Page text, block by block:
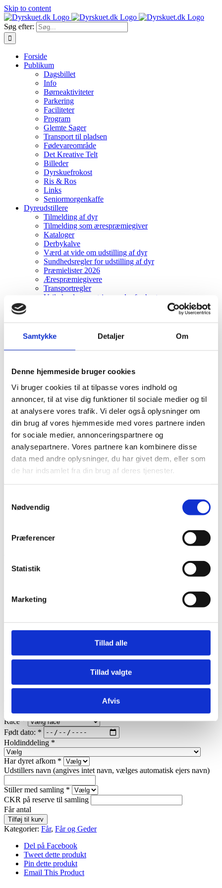
Samtykke Detaljer Om
Denne hjemmeside bruger cookies
Vi bruger cookies til at tilpasse vores indhold og
annoncer, til at vise dig funktioner til sociale medier og til
at analysere vores trafik. Vi deler også oplysninger om
din brug af vores hjemmeside med vores partnere inden
for sociale medier, annonceringspartnere og
analysepartnere. Vores partnere kan kombinere disse
data med andre oplysninger, du har givet dem, eller som
de har indsamlet fra din brug af deres tjenester.
Nødvendig
Præferencer
Statistik
Marketing
Tillad alle
Tillad valgte
Afvis
Skip to content
Søg efter:
Forside
Publikum
Dagsbillet
Info
Børneaktiviteter
Parkering
Faciliteter
Program
Glemte Sager
Transport til pladsen
Fødevareområde
Det Kreative Telt
Billeder
Dyrskuefrokost
Ris & Ros
Links
Seniormorgenkaffe
Dyreudstillere
Tilmelding af dyr
Tilmelding som ærespræmiegiver
Kataloger
Derbykalve
Værd at vide om udstilling af dyr
Sundhedsregler for udstilling af dyr
Præmielister 2026
Ærespræmiegivere
Transportregler
Vejledende mønstringsregler for heste
Erhvervsudstillere
Ekstra Bestillinger
Gæstekort – Adgangskort og Frokostkort
Flagstænger og Sokler
Udstiller Parkering
Bestemmelser
Parkering
Kort over pladsen
Udstillerliste 2027
Telte m.m.
Handelsbetingelser
Børn- skolekontakt
Børn og skolekontakt
Tilmelding skoler og institutioner
Børnedyrskue
Børnenes Hesteskue
Pressen
Historie
Kontakt
Får og Geder
Får
kr.
besætningsnummer
CKR nummer*Dyrets Nr.
Race*
Født dato: *
Holdinddeling *
Har dyret afkom *
Udstillers navn (angives intet navn, vælges automatisk ejers navn)
Stiller med samling *
CKR på reserve til samling
Får antal
Tilføj til kurv
Kategorier: Får, Får og Geder
Del på Facebook
Tweet dette produkt
Pin dette produkt
Email This Product